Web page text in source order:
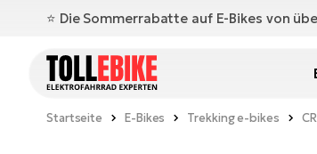
⭐️ Die Sommerrabatte auf E-Bikes von
Startseite E-Bikes Trekking e-bikes